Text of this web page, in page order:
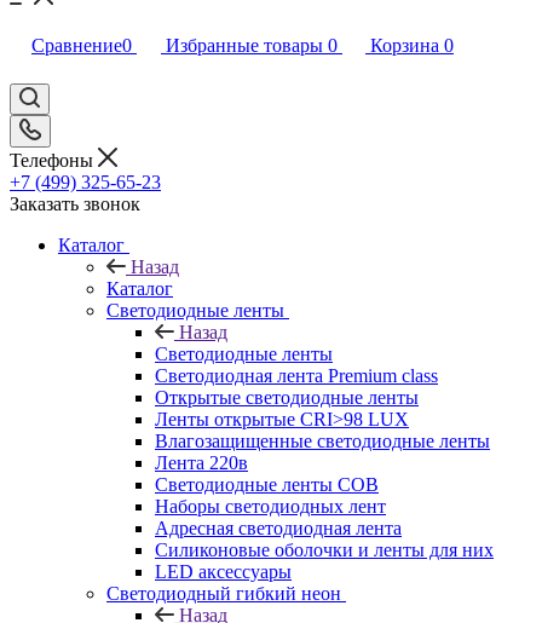
Сравнение0 Избранные товары 0 Корзина 0
Телефоны
+7 (499) 325-65-23
Заказать звонок
Каталог
Назад
Каталог
Светодиодные ленты
Назад
Светодиодные ленты
Светодиодная лента Premium class
Открытые светодиодные ленты
Ленты открытые CRI>98 LUX
Влагозащищенные светодиодные ленты
Лента 220в
Светодиодные ленты COB
Наборы светодиодных лент
Адресная светодиодная лента
Силиконовые оболочки и ленты для них
LED аксессуары
Светодиодный гибкий неон
Назад